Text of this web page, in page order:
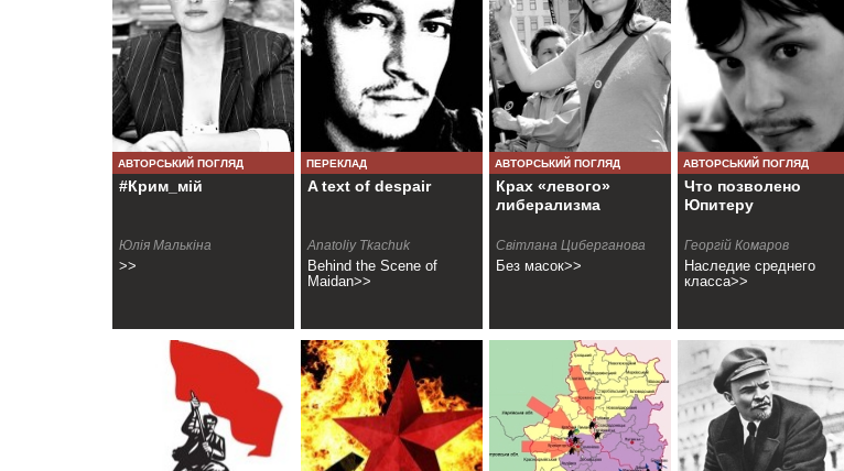
АВТОРСЬКИЙ ПОГЛЯД
#Крим_мій
Юлія Малькіна
>>
ПЕРЕКЛАД
A text of despair
Anatoliy Tkachuk
Behind the Scene of
Maidan>>
АВТОРСЬКИЙ ПОГЛЯД
Крах «левого»
либерализма
Cвітлана Циберганова
Без масок>>
АВТОРСЬКИЙ ПОГЛЯД
Что позволено
Юпитеру
Георгій Комаров
Наследие среднего
класса>>